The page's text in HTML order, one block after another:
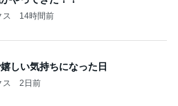
14時間前
しい気持ちになった日
2日前